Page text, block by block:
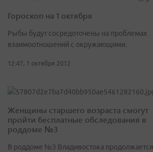
Гороскоп на 1 октября
Рыбы будут сосредоточены на проблемах
взаимоотношений с окружающими.
12:47, 1 октября 2012
Женщины старшего возраста смогут
пройти бесплатные обследования в
роддоме №3
В роддоме №3 Владивостока продолжается